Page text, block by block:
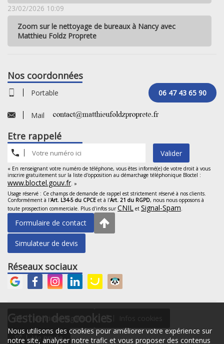
Gestion des cookies
Nous utilisons des cookies pour améliorer votre expérience sur
notre site, analyser notre trafic et vous proposer des contenus
23/02/2026 10:09
Zoom sur le nettoyage de bureaux à Nancy avec
Matthieu Foldz Proprete
Nos coordonnées
Portable 06 47 43 65 90
Mail
Etre rappelé
Valider
« En renseignant votre numéro de téléphone, vous êtes informé(e) de votre droit à vous
inscrire gratuitement sur la liste d'opposition au démarchage téléphonique Bloctel :
www.bloctel.gouv.fr . »
Usage réservé : Ce champs de demande de rappel est strictement réservé à nos clients.
Conformément à l'Art. L34-5 du CPCE et à l'Art. 21 du RGPD, nous nous opposons à
toute prospection commerciale. Plus d'infos surCNIL et Signal-Spam
Formulaire de contact
Simulateur de devis
Réseaux sociaux
Mentions légales Infos cookies
Vie privée